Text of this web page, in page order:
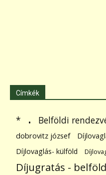
Címkék
* . Belföldi
dobrovitz józsef
Díjlovaglás- külföld
Díjugratás - belföld